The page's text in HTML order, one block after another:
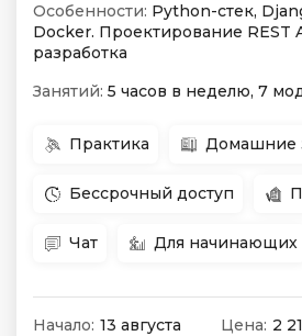
Особенности: Python-стек,
Docker. Проектирование REST
разработка
Занятий: 5 часов в неделю, 7
Практика Домашние
Бессрочный доступ
Чат Для начинающих
Начало: 13 августа Цена: 2